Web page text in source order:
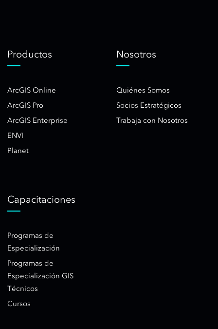
Productos
ArcGIS Online
ArcGIS Pro
ArcGIS Enterprise
ENVI
Planet
Nosotros
Quiénes Somos
Socios Estratégicos
Trabaja con Nosotros
Capacitaciones
Programas de
Especialización
Programas de
Especialización GIS
Técnicos
Cursos